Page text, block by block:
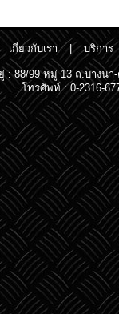
เกี่ยวกับเรา | บริการ
88/99 หมู่ 13 ถ.บางนา
โทรศัพท์ : 0-2316-